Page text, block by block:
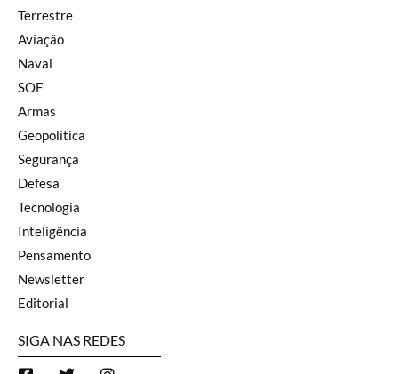
Terrestre
Aviação
Naval
SOF
Armas
Geopolítica
Segurança
Defesa
Tecnologia
Inteligência
Pensamento
Newsletter
Editorial
SIGA NAS REDES